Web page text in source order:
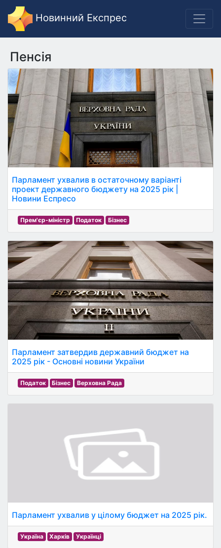
Новинний Експрес
Пенсія
Парламент ухвалив в остаточному варіанті
проект державного бюджету на 2025 рік |
Новини Еспресо
Прем'єр-міністр Податок Бізнес
Парламент затвердив державний бюджет на
2025 рік - Основні новини України
Податок Бізнес Верховна Рада
Парламент ухвалив у цілому бюджет на 2025 рік.
Україна Харків Українці